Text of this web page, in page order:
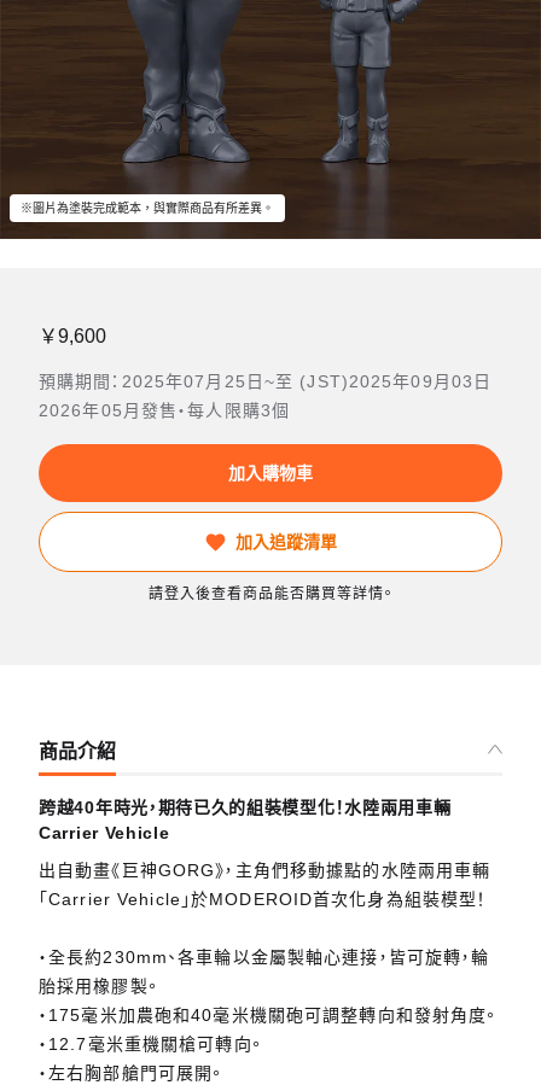
※圖片為塗裝完成範本，與實際商品有所差異。
￥9,600
預購期間：2025年07月25日~至 (JST)2025年09月03日
2026年05月發售・每人限購3個
加入購物車
加入追蹤清單
請登入後查看商品能否購買等詳情。
商品介紹
跨越40年時光，期待已久的組裝模型化！水陸兩用車輛
Carrier Vehicle
出自動畫《巨神GORG》，主角們移動據點的水陸兩用車輛
「Carrier Vehicle」於MODEROID首次化身為組裝模型！
・全長約230mm、各車輪以金屬製軸心連接，皆可旋轉，輪
胎採用橡膠製。
・175毫米加農砲和40毫米機關砲可調整轉向和發射角度。
・12.7毫米重機關槍可轉向。
・左右胸部艙門可展開。